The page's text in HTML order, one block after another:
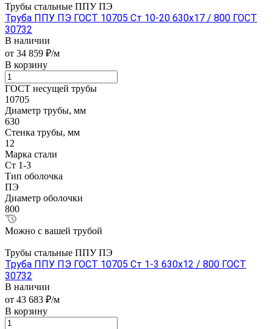
Трубы стальные ППУ ПЭ
Труба ППУ ПЭ ГОСТ 10705 Ст 10-20 630x17 / 800 ГОСТ
30732
В наличии
от 34 859 ₽/м
В корзину
ГОСТ несущей трубы
10705
Диаметр трубы, мм
630
Стенка трубы, мм
12
Марка стали
Ст 1-3
Тип оболочка
ПЭ
Диаметр оболочки
800
Можно с вашей трубой
Трубы стальные ППУ ПЭ
Труба ППУ ПЭ ГОСТ 10705 Ст 1-3 630x12 / 800 ГОСТ
30732
В наличии
от 43 683 ₽/м
В корзину